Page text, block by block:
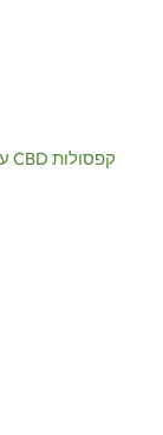
קפסולות CBD עם 6 מ"ג לקפסולה CBD Capsules Provacan